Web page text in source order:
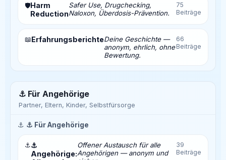
🛡️Harm
Reduction
Safer Use, Drugchecking,
Naloxon, Überdosis-Prävention.
75
Beiträge
📖ErfahrungsberichteDeine Geschichte —
anonym, ehrlich, ohne
Bewertung.
66
Beiträge
⚓ Für Angehörige
Partner, Eltern, Kinder, Selbstfürsorge
⚓ ⚓ Für Angehörige
⚓⚓
Angehörige:
Offener Austausch für alle
Angehörigen — anonym und
39
Beiträge